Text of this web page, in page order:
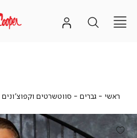
ראשי ראשיגברים גבריםסווטשרטים וקפוצ'ונים